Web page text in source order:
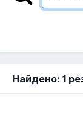
Найдено: 1